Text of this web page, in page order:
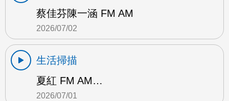
蔡佳芬陳一涵 FM AM
2026/07/02
生活掃描
夏紅 FM AM…
2026/07/01